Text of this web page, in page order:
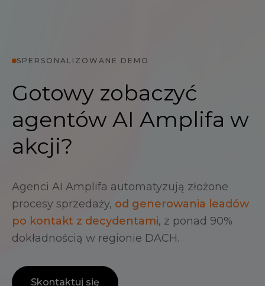
SPERSONALIZOWANE DEMO
Gotowy zobaczyć
agentów AI Amplifa w
akcji?
Agenci AI Amplifa automatyzują złożone
procesy sprzedaży, od generowania leadów
po kontakt z decydentami, z ponad 90%
dokładnością w regionie DACH.
Skontaktuj się